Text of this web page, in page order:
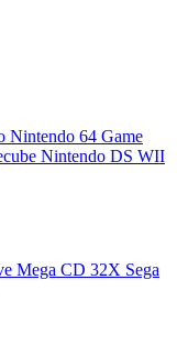
Nintendo 64 Game
Nintendo DS WII
Mega CD 32X Sega